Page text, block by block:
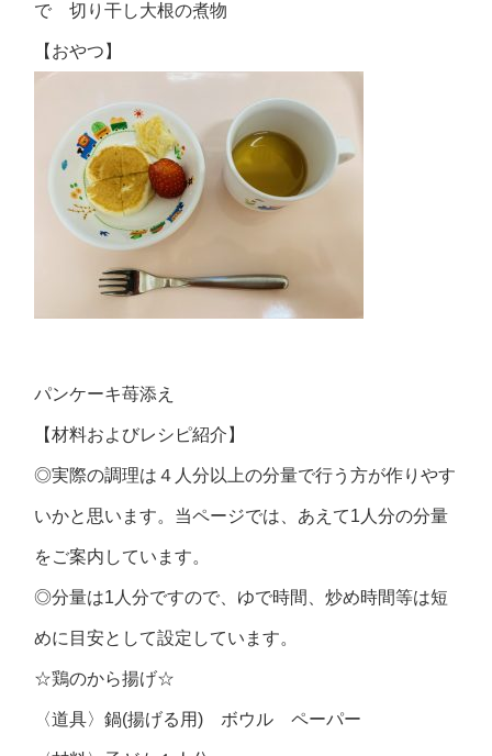
で 切り干し大根の煮物
【おやつ】
パンケーキ苺添え
【材料およびレシピ紹介】
◎実際の調理は４人分以上の分量で行う方が作りやす
いかと思います。当ページでは、あえて1人分の分量
をご案内しています。
◎分量は1人分ですので、ゆで時間、炒め時間等は短
めに目安として設定しています。
☆鶏のから揚げ☆
〈道具〉鍋(揚げる用) ボウル ペーパー